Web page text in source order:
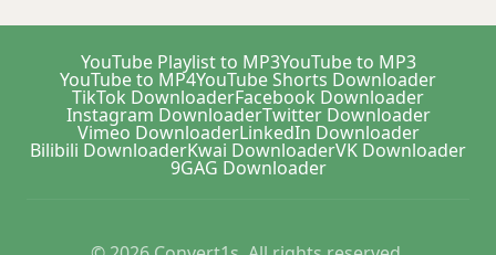
YouTube Playlist to MP3YouTube to MP3
YouTube to MP4YouTube Shorts Downloader
TikTok DownloaderFacebook Downloader
Instagram DownloaderTwitter Downloader
Vimeo DownloaderLinkedIn Downloader
Bilibili DownloaderKwai DownloaderVK Downloader
9GAG Downloader